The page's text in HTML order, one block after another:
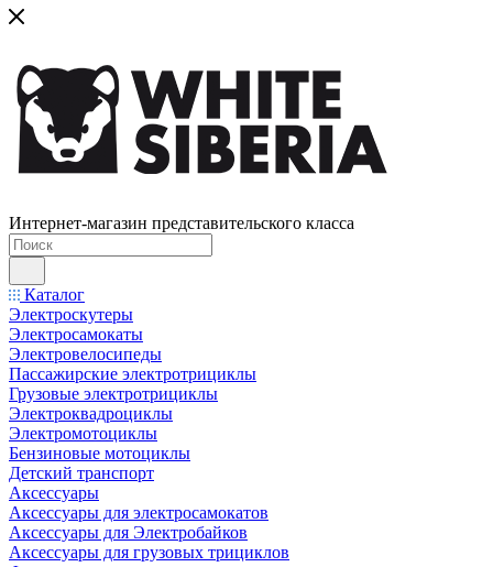
Интернет-магазин представительского класса
Каталог
Электроскутеры
Электросамокаты
Электровелосипеды
Пассажирские электротрициклы
Грузовые электротрициклы
Электроквадроциклы
Электромотоциклы
Бензиновые мотоциклы
Детский транспорт
Аксессуары
Аксессуары для электросамокатов
Аксессуары для Электробайков
Аксессуары для грузовых трициклов